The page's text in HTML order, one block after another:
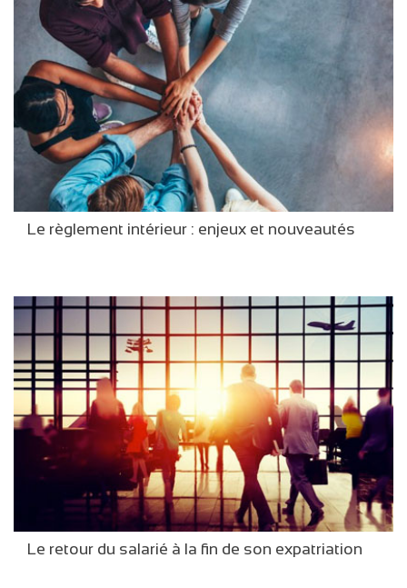
Le règlement intérieur : enjeux et nouveautés
Le retour du salarié à la fin de son expatriation